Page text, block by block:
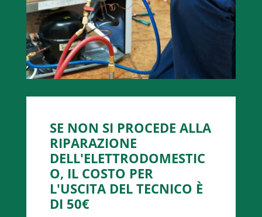
SE NON SI PROCEDE ALLA
RIPARAZIONE
DELL'ELETTRODOMESTIC
O, IL COSTO PER
L'USCITA DEL TECNICO È
DI 50€